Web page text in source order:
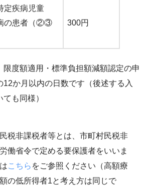
定疾病児童
の患者（②③
300円
限度額適用・標準負担額減額認定の申
12か月以内の日数です（後述する入
も同様）
非課税者等とは、市町村民税非
働省令で定める要保護者をいいま
こちら をご参照ください（高額療
の低所得者1と考え方は同じで